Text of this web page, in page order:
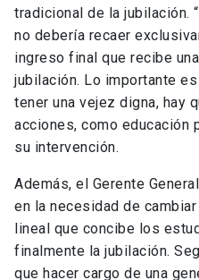
tradicional de la jubilación.
no debería recaer
ingreso final que recibe
jubilación. Lo importante
tener una vejez digna, hay
acciones, como educación
su intervención.
Además, el Gerente
en la necesidad de
lineal que concibe los
finalmente la jubilación.
que hacer cargo de una